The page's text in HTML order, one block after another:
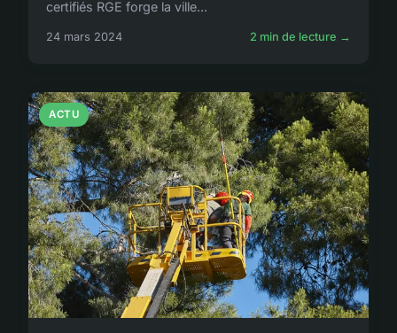
certifiés RGE forge la ville...
24 mars 2024 2 min de lecture →
ACTU